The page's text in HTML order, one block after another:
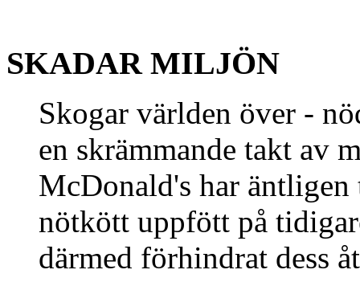
SKADAR MILJÖN
Skogar världen över -
en skrämmande takt av
McDonald's har äntligen
nötkött uppfött på
därmed förhindrat dess